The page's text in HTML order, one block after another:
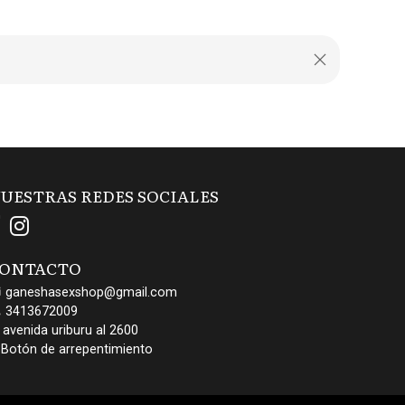
REDES SOCIALES
ganeshasexshop@gmail.com
3413672009
avenida uriburu al 2600
de arrepentimiento